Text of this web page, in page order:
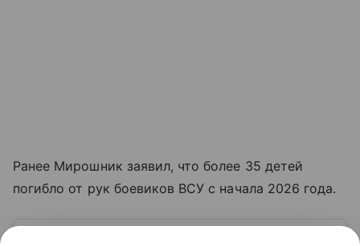
Ранее Мирошник заявил, что более 35 детей
погибло от рук боевиков ВСУ с начала 2026 года.